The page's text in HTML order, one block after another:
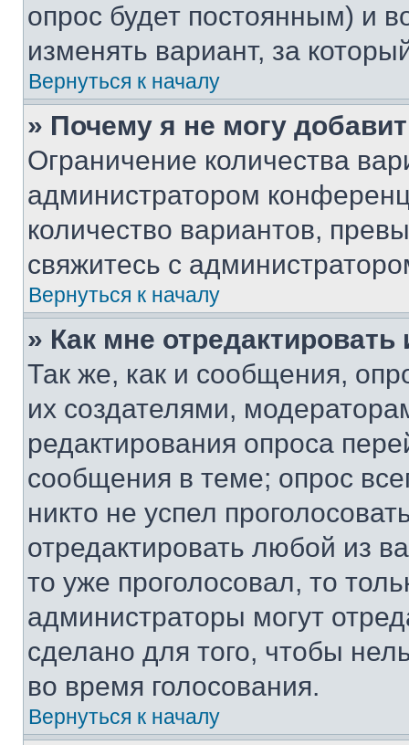
опрос будет постоянным) и
изменять вариант, за
Вернуться к началу
» Почему я не могу
Ограничение количества
администратором
количество вариантов,
свяжитесь с
Вернуться к началу
» Как мне
Так же, как и сообщения,
их создателями,
редактирования опроса
сообщения в теме; опрос
никто не успел
отредактировать любой из
то уже проголосовал, то
администраторы могут
сделано для того, чтобы
во время голосования.
Вернуться к началу